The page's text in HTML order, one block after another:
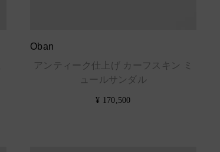
Oban
アンティーク仕上げ カーフスキン ミ
ュールサンダル
¥ 170,500